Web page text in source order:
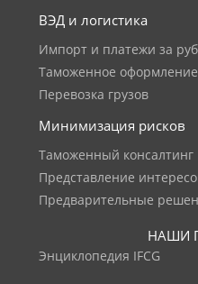
ВЭД и логистика
Импорт и платежи за
Таможенное оформление
Перевозка грузов
Минимизация рисков
Таможенный консалтинг
Представление
Предварительные
НАШИ
Энциклопедия IFCG